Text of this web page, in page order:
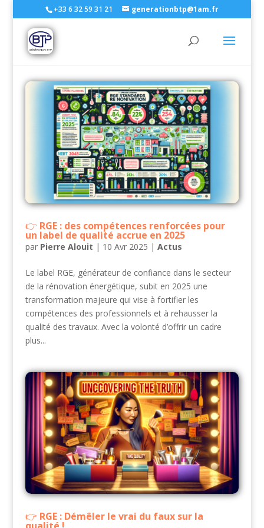
+33 6 32 59 31 21 generationbtp@1am.fr
RGE : des compétences renforcées pour
un label de qualité accrue en 2025
par Pierre Alouit | 10 Avr 2025 | Actus
Le label RGE, générateur de confiance dans le secteur
de la rénovation énergétique, subit en 2025 une
transformation majeure qui vise à fortifier les
compétences des professionnels et à rehausser la
qualité des travaux. Avec la volonté d’offrir un cadre
plus...
RGE : Démêler le vrai du faux sur la